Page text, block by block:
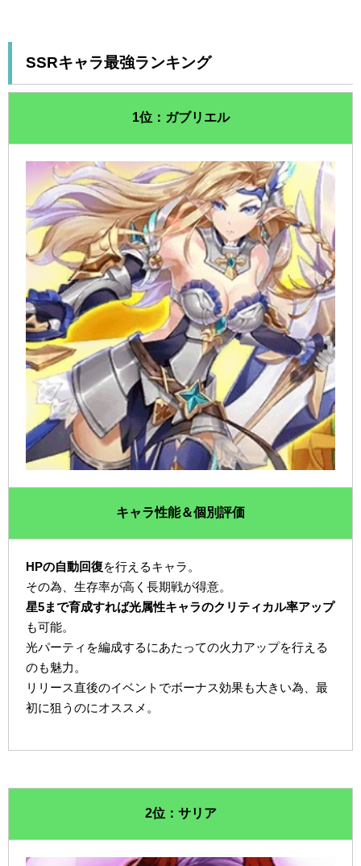
SSRキャラ最強ランキング
1位：ガブリエル
キャラ性能＆個別評価
HPの自動回復を行えるキャラ。
その為、生存率が高く長期戦が得意。
星5まで育成すれば光属性キャラのクリティカル率アップ
も可能。
光パーティを編成するにあたっての火力アップを行える
のも魅力。
リリース直後のイベントでボーナス効果も大きい為、最
初に狙うのにオススメ。
2位：サリア